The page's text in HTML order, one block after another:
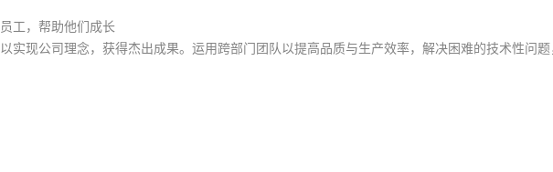
工，帮助他们成长
实现公司理念，获得杰出成果。运用跨部门团队以提高品质与生产效率，解决困难的技术性问